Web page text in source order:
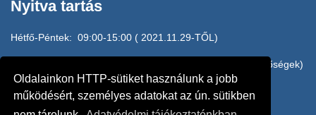
Oldalainkon HTTP-sütiket használunk a jobb
működésért, személyes adatokat az ún. sütikben
Nyitva tartás
Hétfő-Péntek: 09:00-15:00 ( 2021.11.29-TŐL)
H-P: 15:00-17:00 HOME OFFICE (e-mail, mobilos elérhetőségek)
20/2552679, 20/3145010, 20/4942610